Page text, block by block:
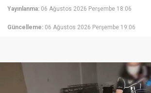
Yayınlanma: 06 Ağustos 2026 Perşembe 18:06
Güncelleme: 06 Ağustos 2026 Perşembe 19:06